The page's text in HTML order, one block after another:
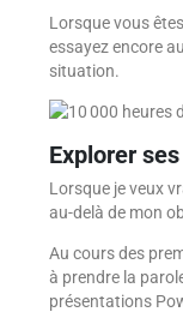
Lorsque vous
essayez encore
situation.
Explorer
Lorsque je veux
au-delà de mon
Au cours des
à prendre la
présentations